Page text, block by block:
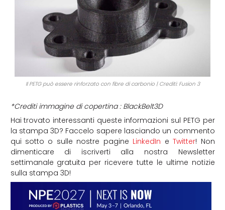
Il PETG può essere rinforzato con fibre di carbonio | Crediti: Fusion 3
*Crediti immagine di copertina : BlackBelt3D
Hai trovato interessanti queste informazioni sul PETG per
la stampa 3D? Faccelo sapere lasciando un commento
qui sotto o sulle nostre pagine LinkedIn eTwitter! Non
dimenticare di iscriverti alla nostra Newsletter
settimanale gratuita per ricevere tutte le ultime notizie
sulla stampa 3D!